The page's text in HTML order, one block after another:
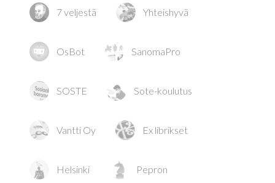
7 veljestä Yhteishyvä
OsBot SanomaPro
SOSTE Sote-koulutus
Vantti Oy Ex librikset
Helsinki Pepron